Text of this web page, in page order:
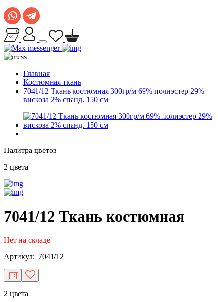
Главная
Костюмная ткань
7041/12 Ткань костюмная 300гр/м 69% полиэстер 29%
вискоза 2% спанд. 150 см
Палитра цветов
2 цвета
7041/12 Ткань костюмная
Нет на складе
Артикул: 7041/12
2 цвета